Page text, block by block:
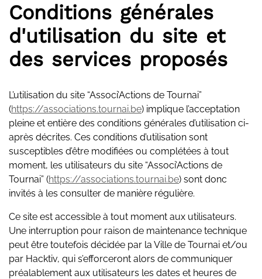
Conditions générales
d'utilisation du site et
des services proposés
L’utilisation du site “Associ’Actions de Tournai”
(https://associations.tournai.be) implique l’acceptation
pleine et entière des conditions générales d’utilisation ci-
après décrites. Ces conditions d’utilisation sont
susceptibles d’être modifiées ou complétées à tout
moment, les utilisateurs du site “Associ’Actions de
Tournai” (https://associations.tournai.be) sont donc
invités à les consulter de manière régulière.
Ce site est accessible à tout moment aux utilisateurs.
Une interruption pour raison de maintenance technique
peut être toutefois décidée par la Ville de Tournai et/ou
par Hacktiv, qui s’efforceront alors de communiquer
préalablement aux utilisateurs les dates et heures de